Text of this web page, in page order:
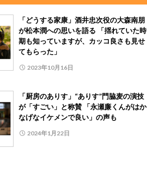
「どうする家康」酒井忠次役の大森南朋
が松本潤への思いを語る 「揺れていた時
期も知っていますが、カッコ良さも見せ
てもらった」
2023年10月16日
「厨房のありす」“ありす”門脇麦の演技
が「すごい」と称賛 「永瀬廉くんがはか
なげなイケメンで良い」の声も
2024年1月22日